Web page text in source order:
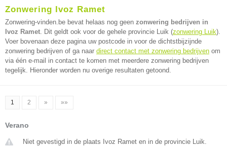
Zonwering Ivoz Ramet
Zonwering-vinden.be bevat helaas nog geen zonwering bedrijven in
Ivoz Ramet. Dit geldt ook voor de gehele provincie Luik (zonwering Luik).
Voer bovenaan deze pagina uw postcode in voor de dichtstbijzijnde
zonwering bedrijven of ga naar direct contact met zonwering bedrijven om
via één e-mail in contact te komen met meerdere zonwering bedrijven
tegelijk. Hieronder worden nu overige resultaten getoond.
1 2 » »»
Verano
Niet gevestigd in de plaats Ivoz Ramet en in de provincie Luik.